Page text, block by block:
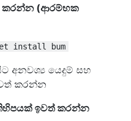
කරන්න (ආරම්භක
install bum
අනවශ්‍ය යෙදුම් සහ
කරන්න
ඉවත් කරන්න